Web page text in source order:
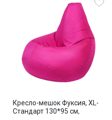
Кресло-мешок Фуксия, XL-
Стандарт 130*95 см,